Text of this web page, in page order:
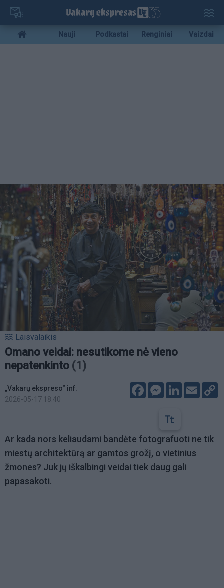
Pereiti
pagrindinį
turinį
Mobile
menu
Nauji Podkastai Renginiai Vaizdai
Laisvalaikis
Omano veidai: nesutikome nė vieno
nepatenkinto (1)
„Vakarų ekspreso“ inf.
2026-05-17 18:40
FacebookMessenger
LinkedIn
Email
Ar kada nors keliaudami bandėte fotografuoti ne tik
miestų architektūrą ar gamtos grožį, o vietinius
žmones? Juk jų iškalbingi veidai tiek daug gali
papasakoti.